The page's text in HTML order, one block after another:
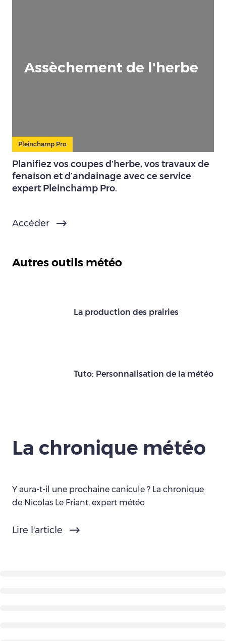
Assèchement de l'herbe
Pleinchamp Pro
Planifiez vos coupes d’herbe, vos travaux de
fenaison et d’andainage avec ce service
expert Pleinchamp Pro.
Accéder
Autres outils météo
La production des prairies
Tuto: Personnalisation de la météo
La chronique météo
Y aura-t-il une prochaine canicule ? La chronique
de Nicolas Le Friant, expert météo
Lire l'article